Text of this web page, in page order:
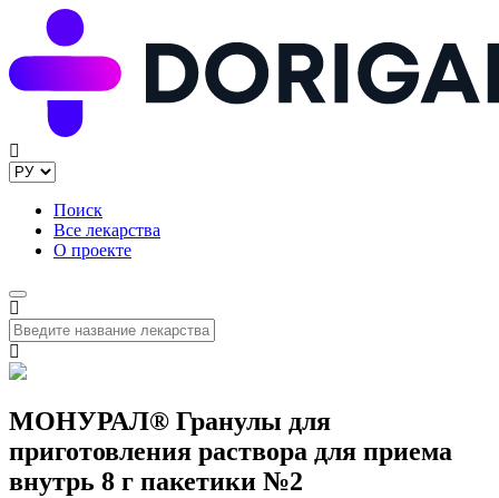
Поиск
Все лекарства
О проекте
МОНУРАЛ® Гранулы для
приготовления раствора для приема
внутрь 8 г пакетики №2